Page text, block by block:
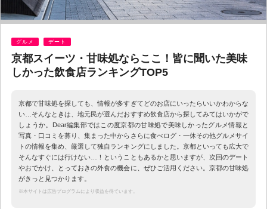
グルメ デート
京都スイーツ・甘味処ならここ！皆に聞いた美味
しかった飲食店ランキングTOP5
京都で甘味処を探しても、情報が多すぎてどのお店にいったらいいかわからな
い…そんなときは、地元民が選んだおすすめ飲食店から探してみてはいかがで
しょうか。Dear編集部ではこの度京都の甘味処で美味しかったグルメ情報と
写真・口コミを募り、集まった中からさらに食べログ・一休その他グルメサイ
トの情報を集め、厳選して独自ランキングにしました。京都といっても広大で
そんなすぐには行けない…！ということもあるかと思いますが、次回のデート
やおでかけ、とっておきの外食の機会に、ぜひご活用ください。京都の甘味処
がきっと見つかります。
※本サイトは広告プログラムにより収益を得ています。